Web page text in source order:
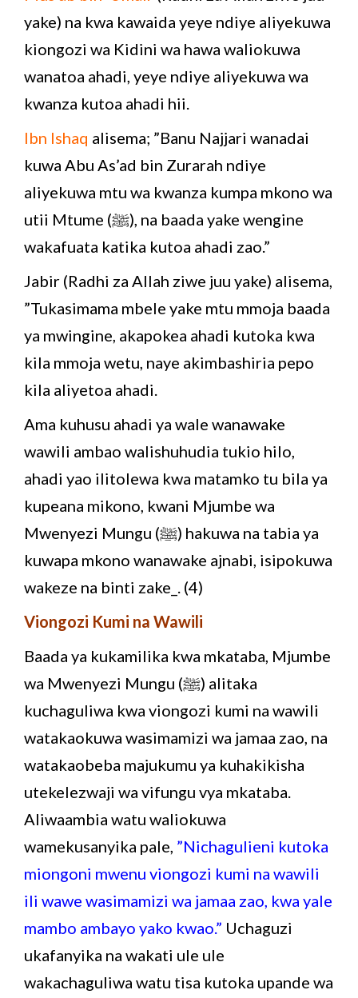
yake) na kwa kawaida yeye ndiye aliyekuwa
kiongozi wa Kidini wa hawa waliokuwa
wanatoa ahadi, yeye ndiye aliyekuwa wa
kwanza kutoa ahadi hii.
Ibn Ishaq alisema; ”Banu Najjari wanadai
kuwa Abu As’ad bin Zurarah ndiye
aliyekuwa mtu wa kwanza kumpa mkono wa
utii Mtume (ﷺ), na baada yake wengine
wakafuata katika kutoa ahadi zao.”
Jabir (Radhi za Allah ziwe juu yake) alisema,
”Tukasimama mbele yake mtu mmoja baada
ya mwingine, akapokea ahadi kutoka kwa
kila mmoja wetu, naye akimbashiria pepo
kila aliyetoa ahadi.
Ama kuhusu ahadi ya wale wanawake
wawili ambao walishuhudia tukio hilo,
ahadi yao ilitolewa kwa matamko tu bila ya
kupeana mikono, kwani Mjumbe wa
Mwenyezi Mungu (ﷺ) hakuwa na tabia ya
kuwapa mkono wanawake ajnabi, isipokuwa
wakeze na binti zake_. (4)
Viongozi Kumi na Wawili
Baada ya kukamilika kwa mkataba, Mjumbe
wa Mwenyezi Mungu (ﷺ) alitaka
kuchaguliwa kwa viongozi kumi na wawili
watakaokuwa wasimamizi wa jamaa zao, na
watakaobeba majukumu ya kuhakikisha
utekelezwaji wa vifungu vya mkataba.
Aliwaambia watu waliokuwa
wamekusanyika pale, ”Nichagulieni kutoka
miongoni mwenu viongozi kumi na wawili
ili wawe wasimamizi wa jamaa zao, kwa yale
mambo ambayo yako kwao.” Uchaguzi
ukafanyika na wakati ule ule
wakachaguliwa watu tisa kutoka upande wa